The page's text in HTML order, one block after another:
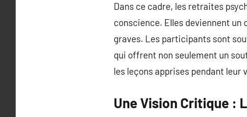
Dans ce cadre, les retraites
conscience. Elles deviennent
graves. Les participants sont
qui offrent non seulement un
les leçons apprises pendant leur
Une Vision Critique :